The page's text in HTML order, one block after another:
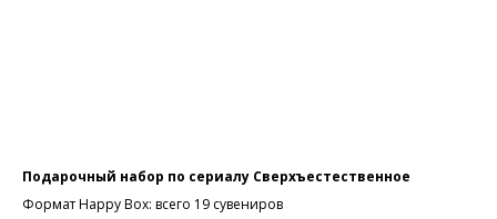
Подарочный набор по сериалу Сверхъестественное
Формат Happy Box: всего 19 сувениров